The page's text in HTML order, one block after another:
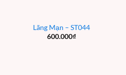
Lãng Mạn – ST044
600.000₫